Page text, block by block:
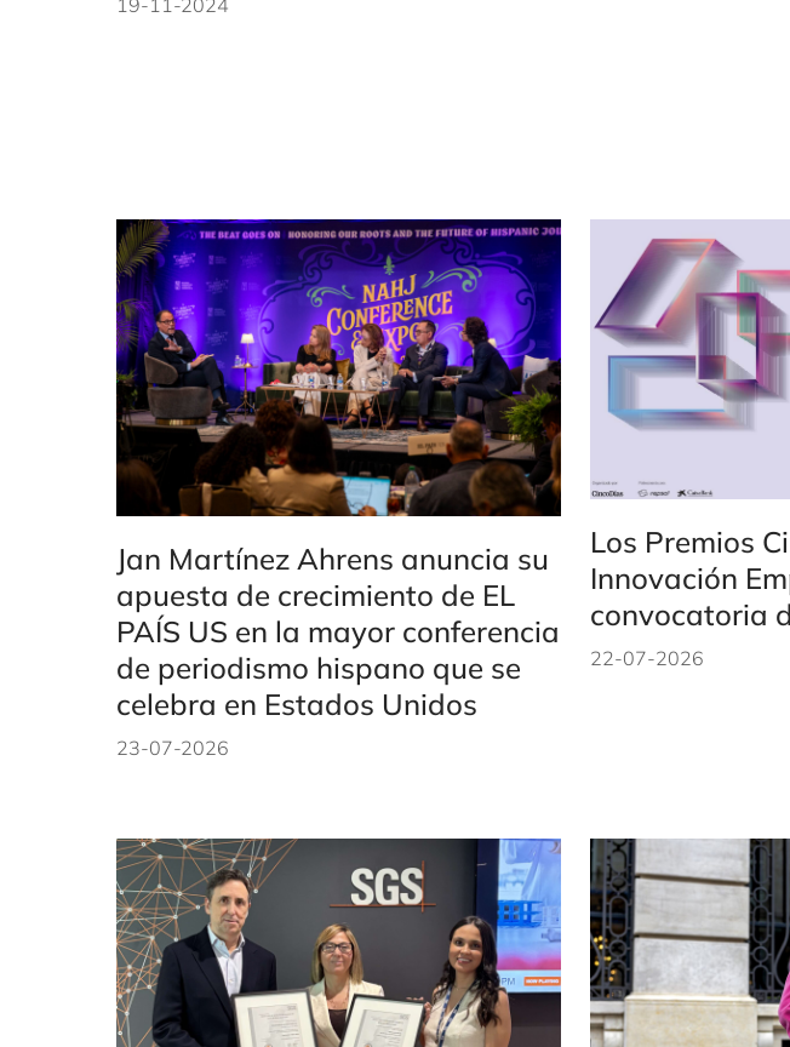
19-11-2024
Jan Martínez Ahrens anuncia su
apuesta de crecimiento de EL
PAÍS US en la mayor conferencia
de periodismo hispano que se
celebra en Estados Unidos
23-07-2026
Los Premios
Innovación
convocatoria
22-07-2026